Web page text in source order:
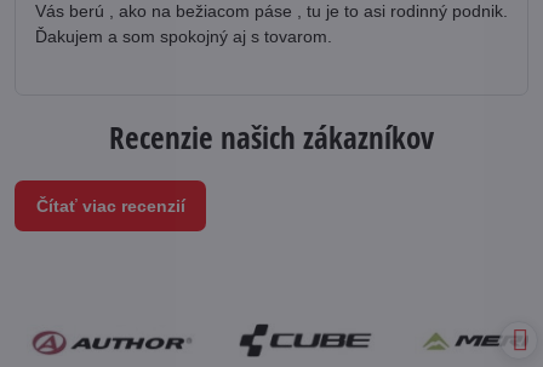
Vás berú , ako na bežiacom páse , tu je to asi rodinný podnik.
Ďakujem a som spokojný aj s tovarom.
Recenzie našich zákazníkov
Čítať viac recenzií